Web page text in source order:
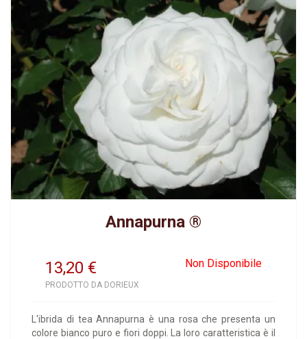
Annapurna ®
13,20 Non Disponibile
€
PRODOTTO DA DORIEUX
L'ibrida di tea Annapurna è una rosa che presenta un
colore bianco puro e fiori doppi. La loro caratteristica è il